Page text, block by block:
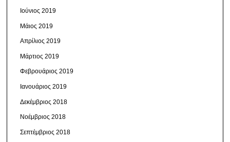
Ιούνιος 2019
Μάιος 2019
Απρίλιος 2019
Μάρτιος 2019
Φεβρουάριος 2019
Ιανουάριος 2019
Δεκέμβριος 2018
Νοέμβριος 2018
Σεπτέμβριος 2018